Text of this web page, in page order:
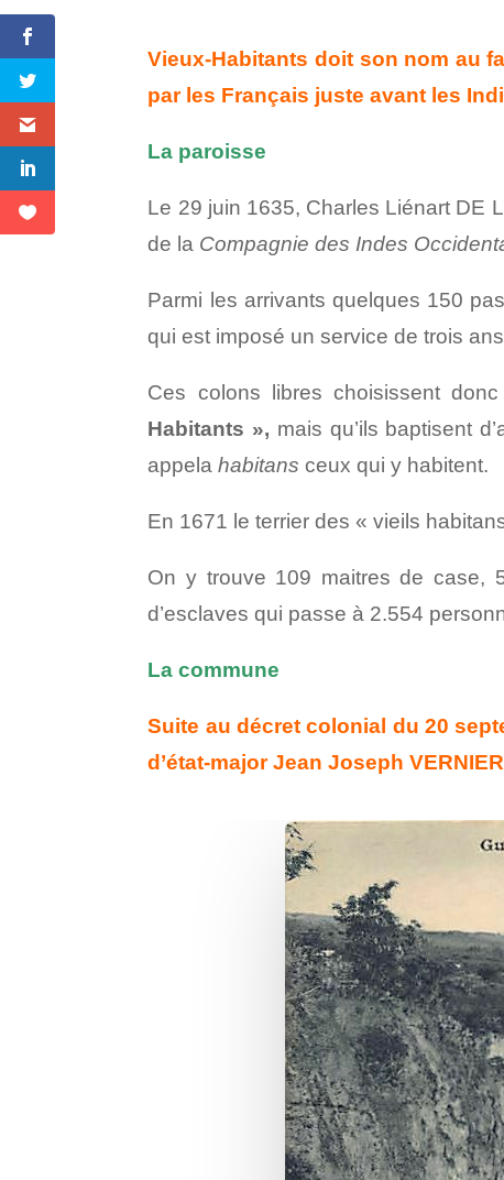
Vieux-Habitants doit son nom au
par les Français juste avant les
La paroisse
Le 29 juin 1635, Charles Liénart DE
de la Compagnie des Indes
Parmi les arrivants quelques 150
qui est imposé un service de trois
Ces colons libres choisissent
Habitants », mais qu’ils baptisent
appelahabitans ceux qui y habitent.
En 1671 le terrier des « vieils
On y trouve 109 maitres de case,
d’esclaves qui passe à 2.554
La commune
Suite au décret colonial du 20
d’état-major Jean Joseph
Facebook